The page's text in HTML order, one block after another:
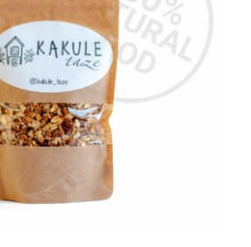
AYRINTILAR